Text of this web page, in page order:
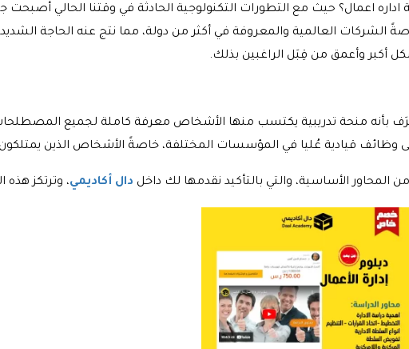
اعمال؟ حيث مع التطورات التكنولوجية الحادثة في وقتنا الحالي
العالمية والمعروفة في أكثر من دولة، مما نتج عنه الحاجة الشديدة
أكبر وأعمق من قِبَل الراغبين بذلك.
بأنه منحة تدريبية يكتسب منها الأشخاص معرفة كاملة لجميع
وظائف قيادية عُليا في المؤسسات المختلفة، خاصةً الأشخاص الذين
الأساسية، والتي بالتأكيد نقدمها لك داخل دال أكاديمي، وترتكز هذه